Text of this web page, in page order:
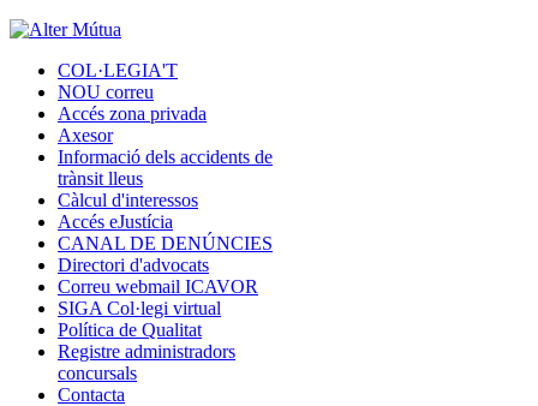
COL·LEGIA'T
NOU correu
Accés zona privada
Axesor
Informació dels accidents de
trànsit lleus
Càlcul d'interessos
Accés eJustícia
CANAL DE DENÚNCIES
Directori d'advocats
Correu webmail ICAVOR
SIGA Col·legi virtual
Política de Qualitat
Registre administradors
concursals
Contacta